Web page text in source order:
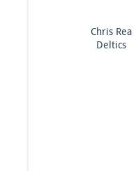
Chris Rea
Deltics